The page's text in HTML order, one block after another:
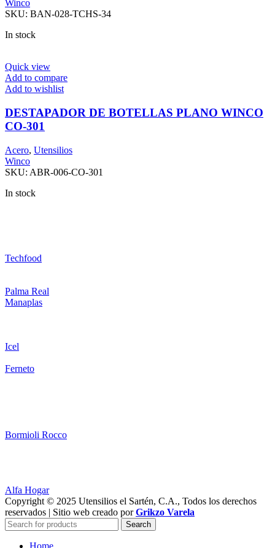
Winco
SKU: BAN-028-TCHS-34
In stock
Quick view
Add to compare
Add to wishlist
DESTAPADOR DE BOTELLAS PLANO WINCO
CO-301
Acero, Utensilios
Winco
SKU: ABR-006-CO-301
In stock
Techfood
Palma Real
Manaplas
Icel
Ferneto
Bormioli Rocco
Alfa Hogar
Copyright © 2025 Utensilios el Sartén, C.A., Todos los derechos
reservados | Sitio web creado porGrikzo Varela
Search
Home